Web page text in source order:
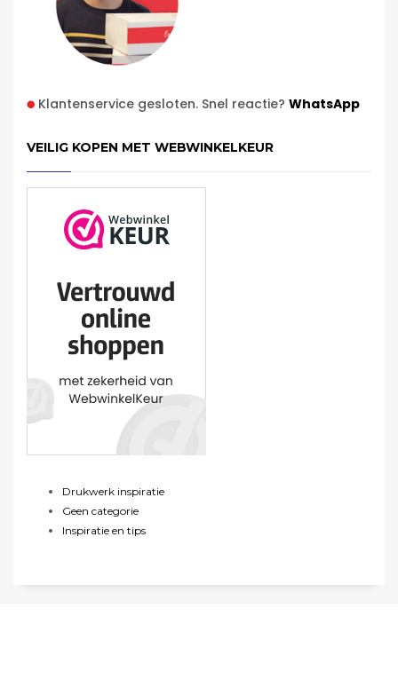
Klantenservice gesloten. Snel reactie? WhatsApp
VEILIG KOPEN MET WEBWINKELKEUR
Drukwerk inspiratie
Geen categorie
Inspiratie en tips